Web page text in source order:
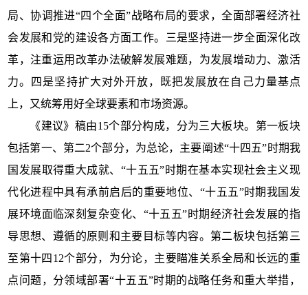
局、协调推进“四个全面”战略布局的要求，全面部署经济社
会发展和党的建设各方面工作。三是坚持进一步全面深化改
革，注重运用改革办法破解发展难题，为发展增动力、激活
力。四是坚持扩大对外开放，既把发展放在自己力量基点
上，又统筹用好全球要素和市场资源。
《建议》稿由15个部分构成，分为三大板块。第一板块
包括第一、第二2个部分，为总论，主要阐述“十四五”时期我
国发展取得重大成就、“十五五”时期在基本实现社会主义现
代化进程中具有承前启后的重要地位、“十五五”时期我国发
展环境面临深刻复杂变化、“十五五”时期经济社会发展的指
导思想、遵循的原则和主要目标等内容。第二板块包括第三
至第十四12个部分，为分论，主要瞄准关系全局和长远的重
点问题，分领域部署“十五五”时期的战略任务和重大举措，